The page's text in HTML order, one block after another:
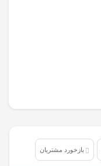
بازخورد مشتریان